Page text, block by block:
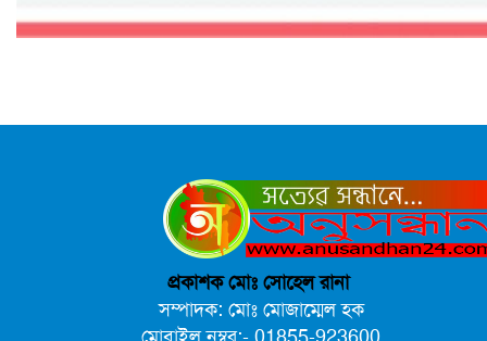
প্রকাশক মোঃ সোহেল রানা
সম্পাদক: মোঃ মোজাম্মেল হক